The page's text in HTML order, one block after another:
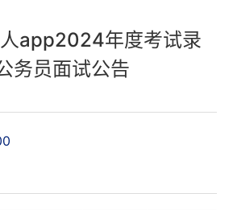
app2024年度考试录
务员面试公告